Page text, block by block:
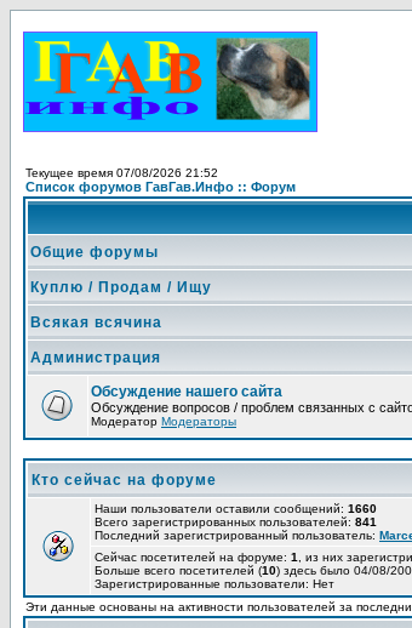
Текущее время 07/08/2026 21:52
Список форумов ГавГав.Инфо :: Форум
Общие форумы
Куплю / Продам / Ищу
Всякая всячина
Администрация
Обсуждение нашего сайта
Обсуждение вопросов / проблем связанных с
Модератор Модераторы
Кто сейчас на форуме
Наши пользователи оставили сообщений: 1660
Всего зарегистрированных пользователей: 841
Последний зарегистрированный пользователь:
Сейчас посетителей на форуме: 1 , из них
Больше всего посетителей (10) здесь было 04/08/
Зарегистрированные пользователи: Нет
Эти данные основаны на активности пользователей за